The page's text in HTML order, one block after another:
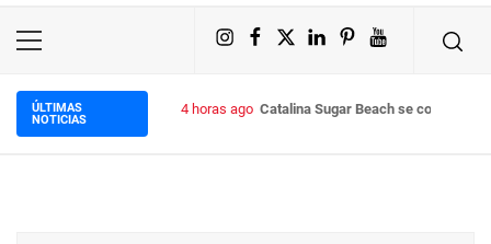
Primary
Instagram
Facebook
X LinkedIn
PinterestYouTube
ÚLTIMAS
NOTICIAS
4 horas ago Catalina Sugar Beach se convierte